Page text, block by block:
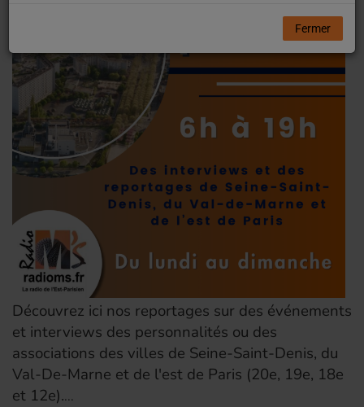
Découvrez ici nos reportages sur des événements
et interviews des personnalités ou des
associations des villes de Seine-Saint-Denis, du
Val-De-Marne et de l'est de Paris (20e, 19e, 18e
et 12e).
Fermer